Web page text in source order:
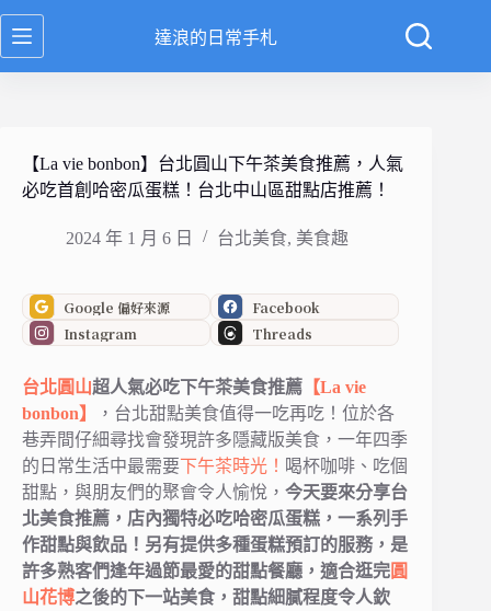
跳
至
達浪的日常手札
【La vie bonbon】台北圓山下午茶美食推薦，人氣
必吃首創哈密瓜蛋糕！台北中山區甜點店推薦！
2024 年 1 月 6 日 台北美食, 美食趣
Google 偏好來源
Facebook
Instagram
Threads
台北圓山超人氣必吃下午茶美食推薦 【La vie
bonbon】
，台北甜點美食值得一吃再吃！位於各
巷弄間仔細尋找會發現許多隱藏版美食，一年四季
的日常生活中最需要下午茶時光！ 喝杯咖啡、吃個
甜點，與朋友們的聚會令人愉悅， 今天要來分享台
北美食推薦，店內獨特必吃哈密瓜蛋糕，一系列手
作甜點與飲品！另有提供多種蛋糕預訂的服務，是
許多熟客們逢年過節最愛的甜點餐廳，適合逛完圓
山花博之後的下一站美食，甜點細膩程度令人欽